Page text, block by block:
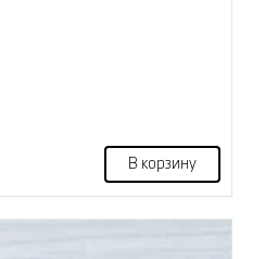
В корзину